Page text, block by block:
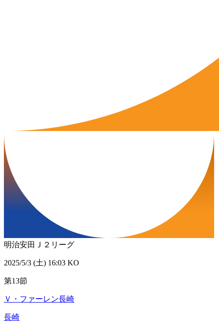
明治安田Ｊ２リーグ
2025/5/3 (土) 16:03 KO
第13節
Ｖ・ファーレン長崎
長崎